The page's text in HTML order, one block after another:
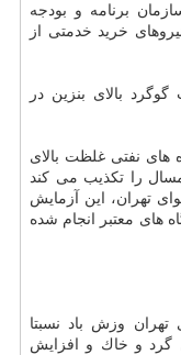
برنامه و بودجه
خرید خدمتی از
بالای بنزین در
نفتی غلظت بالای
را تكذیب می كند
تهران، این آزمایش
های معتبر انجام شده
وزش باد نسبتا
(۷ مهر) گسیل گرد و خاك و افزایش